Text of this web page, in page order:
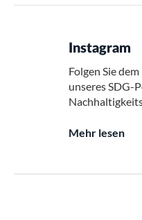
Instagram
Folgen Sie
unseres SDG-
Mehr lesen